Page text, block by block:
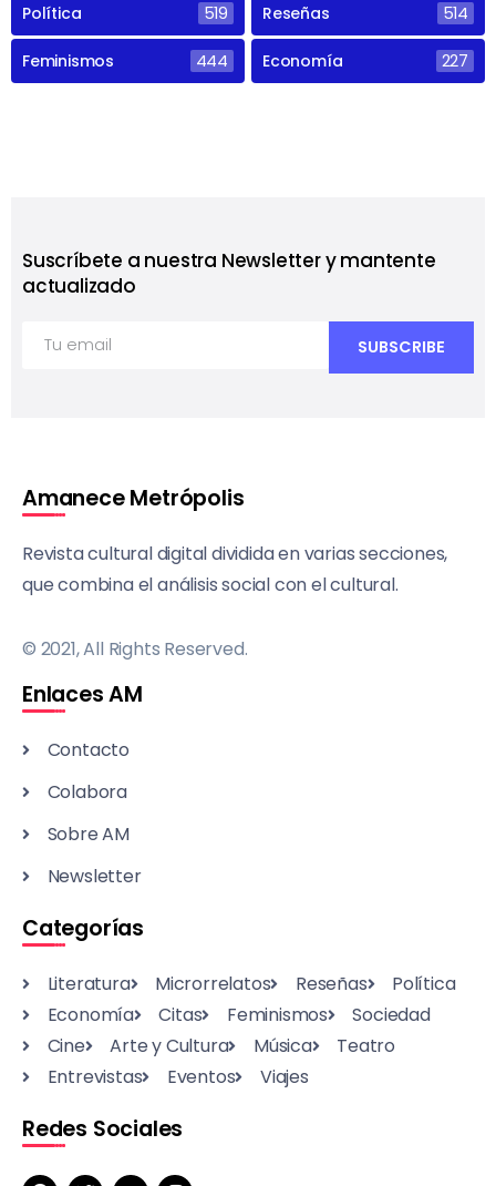
Política 519 Reseñas 514
Feminismos 444 Economía 227
Suscríbete a nuestra Newsletter y mantente
actualizado
Amanece Metrópolis
Revista cultural digital dividida en varias secciones,
que combina el análisis social con el cultural.
© 2021, All Rights Reserved.
Enlaces AM
Contacto
Colabora
Sobre AM
Newsletter
Categorías
Literatura Microrrelatos Reseñas
Política
Economía
Citas Feminismos
Sociedad
Cine
Arte y Cultura Música
Teatro
Entrevistas
Eventos Viajes
Redes Sociales